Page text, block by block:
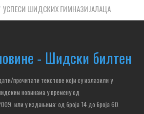
УСПЕСИ ШИДСКИХ ГИМНАЗИЈАЛАЦА
- Шидски билтен
прочитати текстове који су излазили у
новинама у времену од
или у издањима: од броја 14 до броја 60.